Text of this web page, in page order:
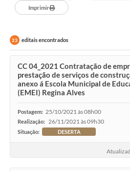
Imprimir
23 editais encontrados
CC 04_2021 Contratação de
prestação de serviços de
anexo á Escola Municipal de
(EMEI) Regina Alves
Postagem: 25/10/2021 às 08h00
Realização: 26/11/2021 às 09h30
Situação: DESERTA